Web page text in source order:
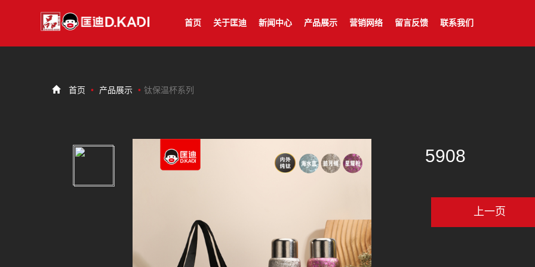
首页 关于匡迪 新闻中心 产品展示 营销网络 留言反馈 联系我们
首页 产品展示 钛保温杯系列
5908
上一页